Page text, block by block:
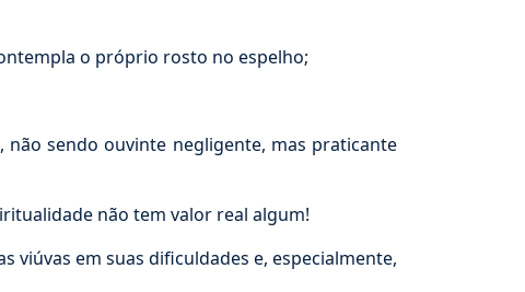
o próprio rosto no espelho;
sendo ouvinte negligente, mas praticante
não tem valor real algum!
viúvas em suas dificuldades e, especialmente,